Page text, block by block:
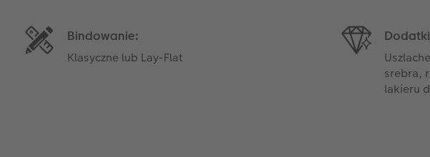
Bindowanie:
Klasyczne lub Lay-Flat
srebra,
lakieru